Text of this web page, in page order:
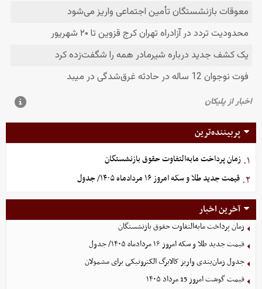
پربیننده‌ترین
۱. زمان پرداخت مابه‌التفاوت حقوق بازنشستگان
۲. قیمت جدید طلا و سکه امروز ۱۶ مردادماه ۱۴۰۵/ جدول
آخرین اخبار
زمان پرداخت مابه‌التفاوت حقوق بازنشستگان
قیمت جدید طلا و سکه امروز ۱۶ مردادماه ۱۴۰۵/ جدول
جدول زمان‌بندی واریز کالابرگ الکترونیکی برای مشمولان
قیمت گوشت امروز 15 مرداد ۱۴۰۵